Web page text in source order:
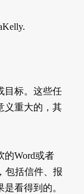
目标。这些任
义重大的，其
的Word或者
包括信件、报
看得到的。